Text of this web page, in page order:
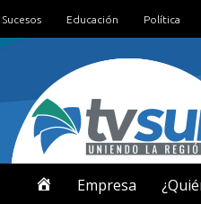
Sucesos Educación Política
Empresa